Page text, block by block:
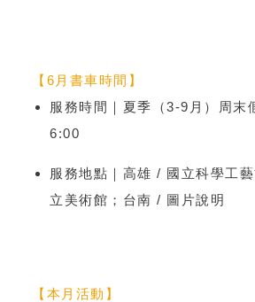
【6月書車時間】
服務時間｜夏季（3-9月）周末
6:00
服務地點｜高雄 / 國立科學工
立美術館；台南 / 圖片說明
【本月活動】